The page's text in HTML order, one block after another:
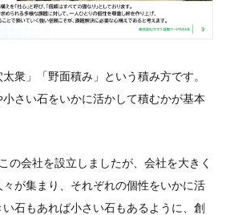
衆」「野面積み」という積み方です。
さい石をいかに活かして積むかが基本
の会社を設立しましたが、会社を大きく
が集まり、それぞれの個性をいかに活
石もあれば小さい石もあるように、創